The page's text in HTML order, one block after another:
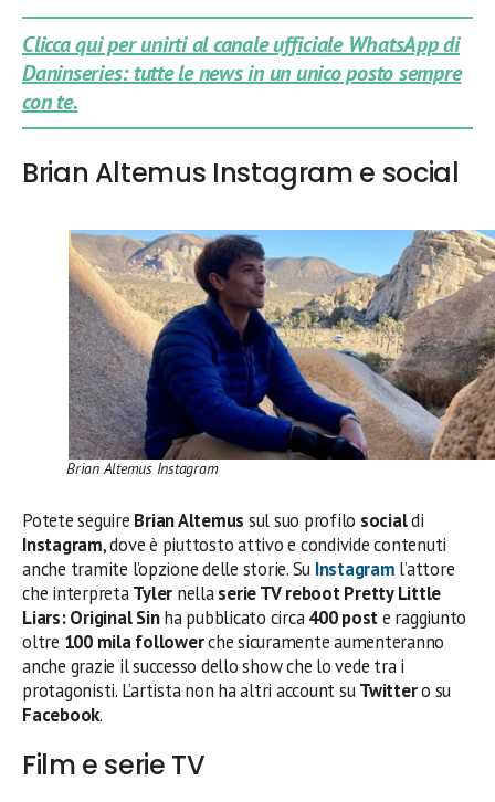
Clicca qui per unirti al canale ufficiale WhatsApp di
Daninseries: tutte le news in un unico posto sempre
con te.
Brian Altemus Instagram e social
Brian Altemus Instagram
Potete seguire Brian Altemus sul suo profilo socialdi
Instagram, dove è piuttosto attivo e condivide contenuti
anche tramite l’opzione delle storie. Su Instagram l’attore
che interpretaTyler nellaserie TV reboot Pretty Little
Liars: Original Sinha pubblicato circa400 poste raggiunto
oltre 100 mila followerche sicuramente aumenteranno
anche grazie il successo dello show che lo vede tra i
protagonisti. L’artista non ha altri account suTwittero su
Facebook.
Film e serie TV